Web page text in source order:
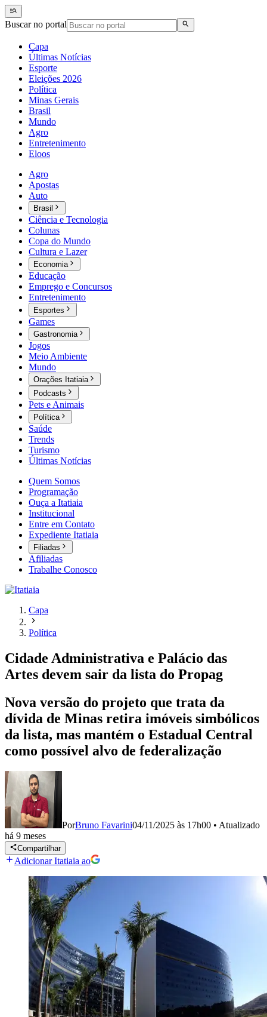
Buscar no portal
Capa
Últimas Notícias
Esporte
Eleições 2026
Política
Minas Gerais
Brasil
Mundo
Agro
Entretenimento
Eloos
Agro
Apostas
Auto
Brasil
Ciência e Tecnologia
Colunas
Copa do Mundo
Cultura e Lazer
Economia
Educação
Emprego e Concursos
Entretenimento
Esportes
Games
Gastronomia
Jogos
Meio Ambiente
Mundo
Orações Itatiaia
Podcasts
Pets e Animais
Política
Saúde
Trends
Turismo
Últimas Notícias
Quem Somos
Programação
Ouça a Itatiaia
Institucional
Entre em Contato
Expediente Itatiaia
Filiadas
Afiliadas
Trabalhe Conosco
Capa
Política
Cidade Administrativa e Palácio das
Artes devem sair da lista do Propag
Nova versão do projeto que trata da
dívida de Minas retira imóveis simbólicos
da lista, mas mantém o Estadual Central
como possível alvo de federalização
PorBruno Favarini04/11/2025 às 17h00 • Atualizado
há 9 meses
Compartilhar
Adicionar Itatiaia ao